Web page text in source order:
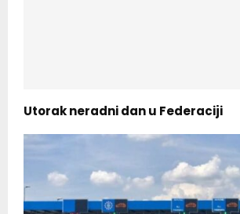
Utorak neradni dan u Federaciji